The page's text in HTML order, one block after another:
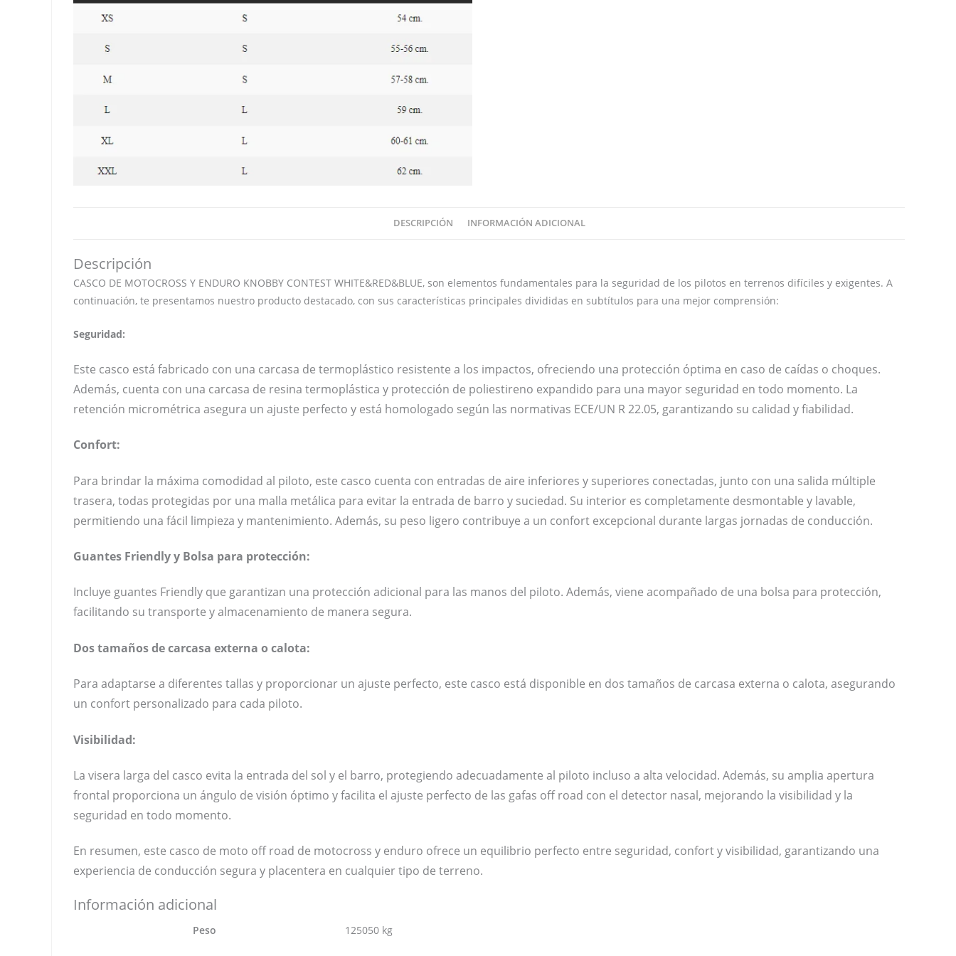
DESCRIPCIÓN INFORMACIÓN ADICIONAL
Descripción
CASCO DE MOTOCROSS Y ENDURO KNOBBY CONTEST WHITE&RED&BLUE, son elementos fundamentales para la seguridad de los pilotos en terrenos difíciles y exigentes. A
continuación, te presentamos nuestro producto destacado, con sus características principales divididas en subtítulos para una mejor comprensión:
Seguridad:
Este casco está fabricado con una carcasa de termoplástico resistente a los impactos, ofreciendo una protección óptima en caso de caídas o choques.
Además, cuenta con una carcasa de resina termoplástica y protección de poliestireno expandido para una mayor seguridad en todo momento. La
retención micrométrica asegura un ajuste perfecto y está homologado según las normativas ECE/UN R 22.05, garantizando su calidad y fiabilidad.
Confort:
Para brindar la máxima comodidad al piloto, este casco cuenta con entradas de aire inferiores y superiores conectadas, junto con una salida múltiple
trasera, todas protegidas por una malla metálica para evitar la entrada de barro y suciedad. Su interior es completamente desmontable y lavable,
permitiendo una fácil limpieza y mantenimiento. Además, su peso ligero contribuye a un confort excepcional durante largas jornadas de conducción.
Guantes Friendly y Bolsa para protección:
Incluye guantes Friendly que garantizan una protección adicional para las manos del piloto. Además, viene acompañado de una bolsa para protección,
facilitando su transporte y almacenamiento de manera segura.
Dos tamaños de carcasa externa o calota:
Para adaptarse a diferentes tallas y proporcionar un ajuste perfecto, este casco está disponible en dos tamaños de carcasa externa o calota, asegurando
un confort personalizado para cada piloto.
Visibilidad:
La visera larga del casco evita la entrada del sol y el barro, protegiendo adecuadamente al piloto incluso a alta velocidad. Además, su amplia apertura
frontal proporciona un ángulo de visión óptimo y facilita el ajuste perfecto de las gafas off road con el detector nasal, mejorando la visibilidad y la
seguridad en todo momento.
En resumen, este casco de moto off road de motocross y enduro ofrece un equilibrio perfecto entre seguridad, confort y visibilidad, garantizando una
experiencia de conducción segura y placentera en cualquier tipo de terreno.
Información adicional
Peso 125050 kg